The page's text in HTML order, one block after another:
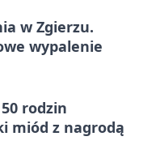
w Zgierzu.
wypalenie
rodzin
miód z nagrodą